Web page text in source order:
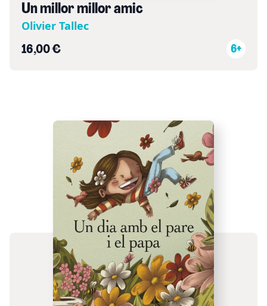
Un millor millor amic
Olivier Tallec
16,00 € 6+